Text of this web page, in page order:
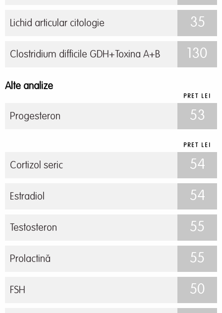
Lichid articular citologie 35
Clostridium difficile GDH+Toxina A+B 130
Alte analize
PRET LEI
Progesteron 53
PRET LEI
Cortizol seric 54
Estradiol 54
Testosteron 55
Prolactină 55
FSH 50